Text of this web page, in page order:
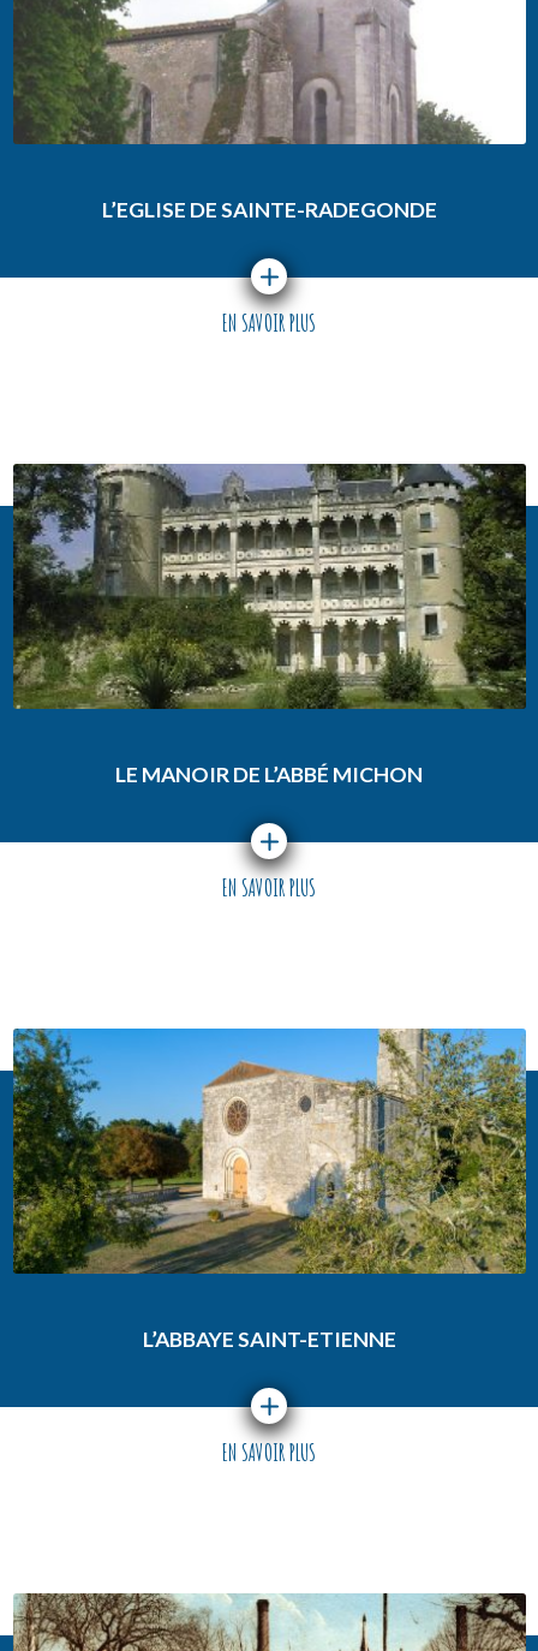
L’EGLISE DE SAINTE-RADEGONDE
EN SAVOIR PLUS
LE MANOIR DE L’ABBÉ MICHON
EN SAVOIR PLUS
L’ABBAYE SAINT-ETIENNE
EN SAVOIR PLUS